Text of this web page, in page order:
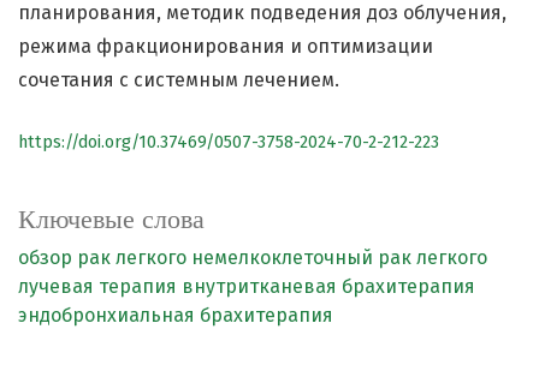
Ключевые слова
обзор рак легкого немелкоклеточный рак легкого
лучевая терапия внутритканевая брахитерапия
эндобронхиальная брахитерапия
планирования, методик подведения доз облучения,
режима фракционирования и оптимизации
сочетания с системным лечением.
https://doi.org/10.37469/0507-3758-2024-70-2-212-223